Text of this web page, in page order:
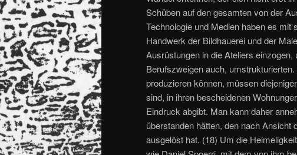
Schüben auf den gesamten von der
Technologie und Medien haben es
Handwerk der Bildhauerei und der
Ausrüstungen in die Ateliers
Berufszweigen auch,
produzieren können, müssen
sind, in ihren bescheidenen
Eindruck abgibt. Man kann daher
überstanden hätten, den nach Ansicht
ausgelöst hat. (18) Um die